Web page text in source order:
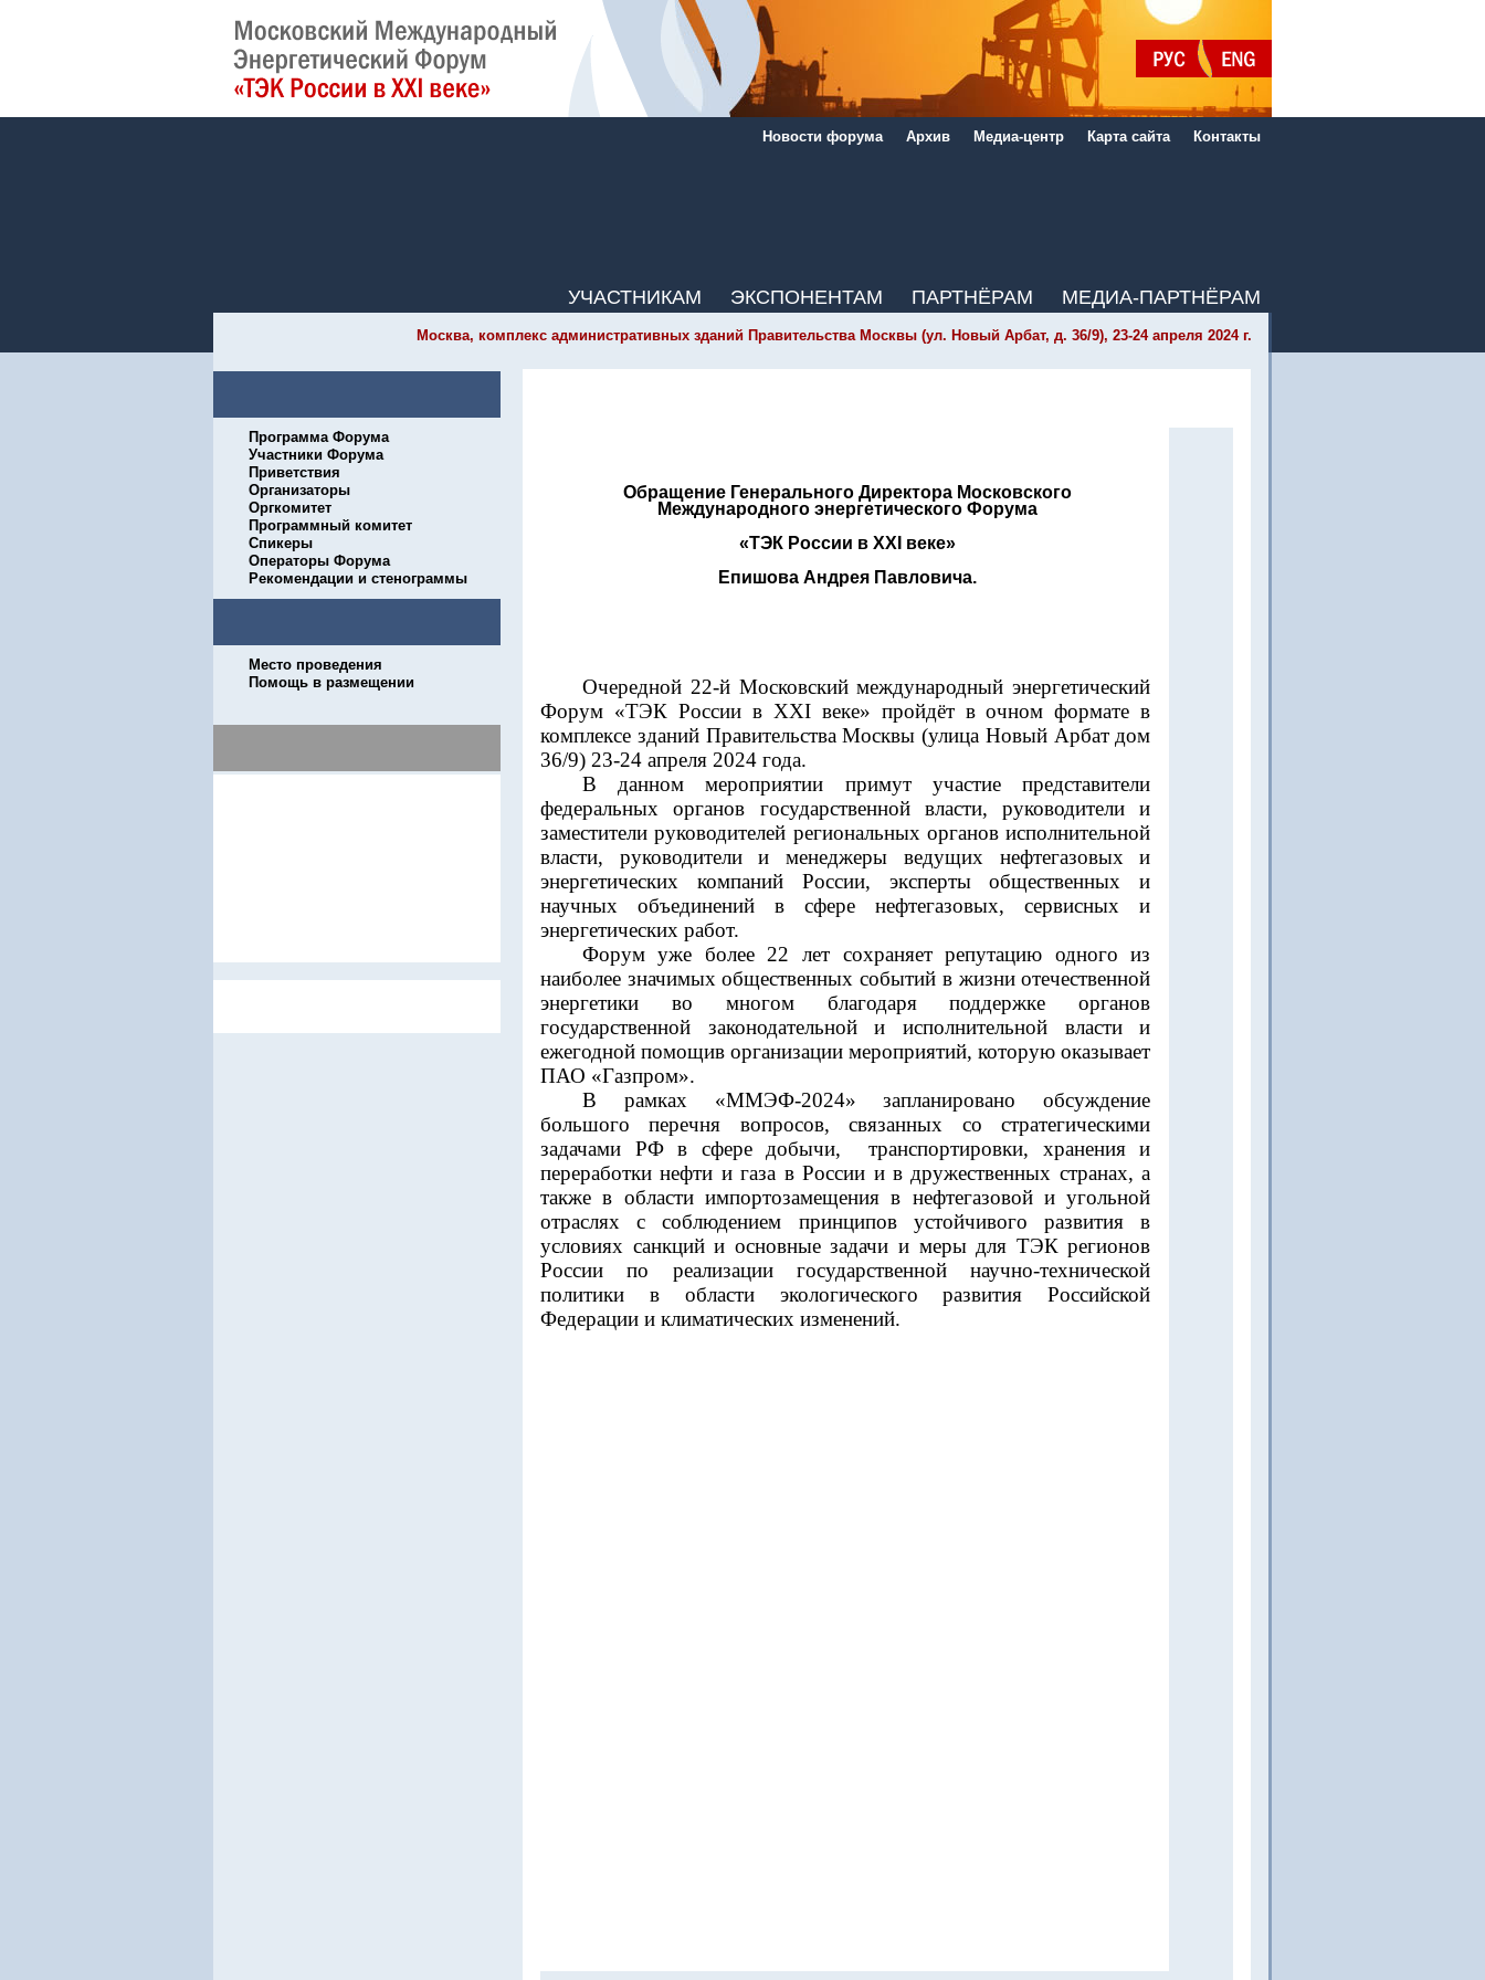
Новости форума Архив Медиа-центр Карта сайта Контакты
УЧАСТНИКАМ ЭКСПОНЕНТАМ ПАРТНЁРАМ МЕДИА-ПАРТНЁРАМ
Москва, комплекс административных зданий Правительства Москвы (ул. Новый Арбат, д. 36/9), 23-24 апреля 2024 г.
Программа Форума
Участники Форума
Приветствия
Организаторы
Оргкомитет
Программный комитет
Спикеры
Операторы Форума
Рекомендации и стенограммы
Место проведения
Помощь в размещении
Обращение Генерального Директора Московского
Международного энергетического Форума
«ТЭК России в XXI веке»
Епишова Андрея Павловича.
Очередной 22-й Московский международный энергетический
Форум «ТЭК России в XXI веке» пройдёт в очном формате в
комплексе зданий Правительства Москвы (улица Новый Арбат дом
36/9) 23-24 апреля 2024 года.
В данном мероприятии примут участие представители
федеральных органов государственной власти, руководители и
заместители руководителей региональных органов исполнительной
власти, руководители и менеджеры ведущих нефтегазовых и
энергетических компаний России, эксперты общественных и
научных объединений в сфере нефтегазовых, сервисных и
энергетических работ.
Форум уже более 22 лет сохраняет репутацию одного из
наиболее значимых общественных событий в жизни отечественной
энергетики во многом благодаря поддержке органов
государственной законодательной и исполнительной власти и
ежегодной помощив организации мероприятий, которую оказывает
ПАО «Газпром».
В рамках «ММЭФ-2024» запланировано обсуждение
большого перечня вопросов, связанных со стратегическими
задачами РФ в сфере добычи,
транспортировки, хранения и
переработки нефти и газа в России и в дружественных странах, а
также в области импортозамещения в нефтегазовой и угольной
отраслях с соблюдением принципов устойчивого развития в
условиях санкций и основные задачи и меры для ТЭК регионов
России по реализации государственной научно-технической
политики в области экологического развития Российской
Федерации и климатических изменений.